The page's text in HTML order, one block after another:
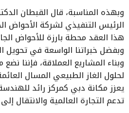
وبهذه المناسبة، قال القبطان
الرئيس التنفيذي لشركة الأحواض
هذا العقد محطة بارزة للأحواض
وبفضل خبراتنا الواسعة في تحويل
وبناء المشاريع العملاقة، فإننا
لحلول الغاز الطبيعي المسال
يعزز مكانة دبي كمركز رائد
تدعم التجارة العالمية والانتقال